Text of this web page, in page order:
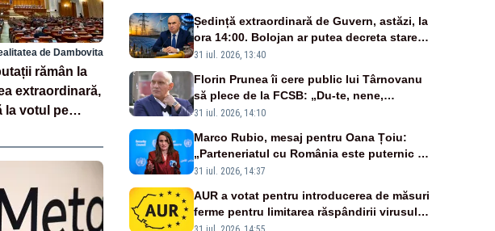
de Dambovita
rămân la
extraordinară,
la votul pe
Ședință extraordinară de Guvern, astăzi, la
ora 14:00. Bolojan ar putea decreta stare
de urgență energetică
31 iul. 2026, 13:40
Florin Prunea îi cere public lui Târnovanu
să plece de la FCSB: „Du-te, nene,
învârtindu-te!”
31 iul. 2026, 14:10
Marco Rubio, mesaj pentru Oana Țoiu:
„Parteneriatul cu România este puternic și
prețuit”
31 iul. 2026, 14:37
AUR a votat pentru introducerea de măsuri
ferme pentru limitarea răspândirii virusului
pestei porcine africane